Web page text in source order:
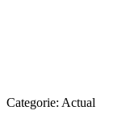
Categorie: Actual